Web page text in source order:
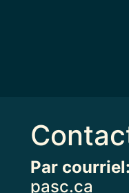
Par courriel:
pasc.ca